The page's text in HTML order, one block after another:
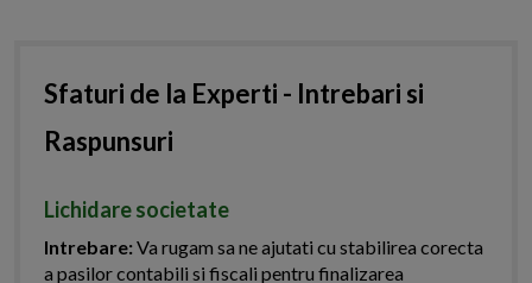
Sfaturi de la Experti - Intrebari si
Raspunsuri
Lichidare societate
Intrebare:Va rugam sa ne ajutati cu stabilirea corecta
a pasilor contabili si fiscali pentru finalizarea